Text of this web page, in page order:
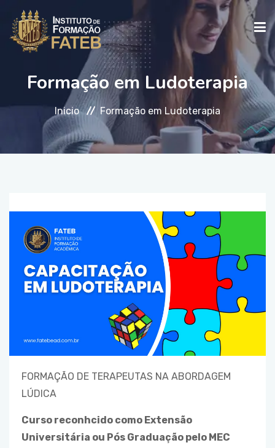
INICIO
INSTITUCIONAL
Formação em Ludoterapia
Inicio Formação em Ludoterapia
FORMAÇÃO DE TERAPEUTAS NA ABORDAGEM
LÚDICA
Curso reconhcido como Extensão
Universitária ou Pós Graduação pelo MEC